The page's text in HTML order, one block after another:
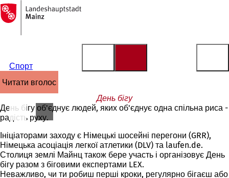
Перейти до змісту
На
головну
сторінку
Спорт
читати вголос
День бігу
День бігу об'єднує людей, яких об'єднує одна спільна риса -
радість руху.
Ініціаторами заходу є Німецькі шосейні перегони (GRR),
Німецька асоціація легкої атлетики (DLV) та laufen.de.
Столиця землі Майнц також бере участь і організовує День
бігу разом з біговими експертами LEX.
Неважливо, чи ти робиш перші кроки, регулярно бігаєш або